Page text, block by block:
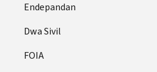
Endepandan
Dwa Sivil
FOIA